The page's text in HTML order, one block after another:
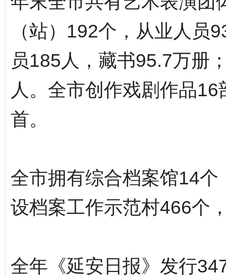
（站）192个，从业人员
员185人，藏书95.7万册
人。全市创作戏剧作品
首。
全市拥有综合档案馆14
设档案工作示范村466个
全年《延安日报》发行